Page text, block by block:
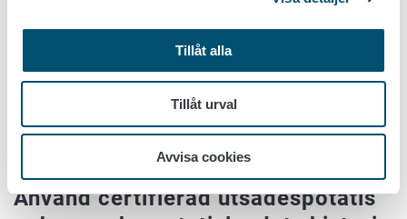
Tillåt alla
Tillåt urval
Avvisa cookies
mopptoppvirus av pulverskorvsvampen. De
virusinfekterade knölarna uppvisar endast i enstaka fall
symptom på pulverskorv.
En exakt sjukdomsbestämning av mopptoppvirus kan
endast göras genom laboratorietestning, eftersom andra
virus kan orsaka likartade symptom.
Använd certifierad utsädespotatis